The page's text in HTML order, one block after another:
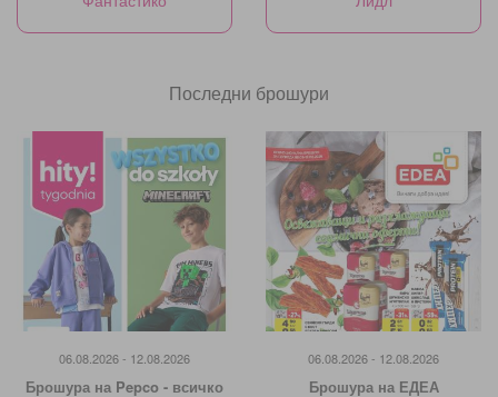
Последни брошури
06.08.2026 - 12.08.2026
Брошура на Pepco - всичко
06.08.2026 - 12.08.2026
Брошура на ЕДЕА